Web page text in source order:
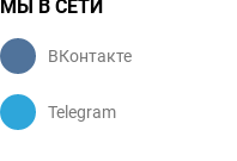
МЫ В СЕТИ
ВКонтакте
Telegram